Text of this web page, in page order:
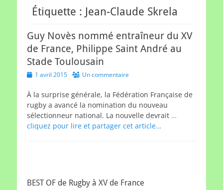
Étiquette : Jean-Claude Skrela
Guy Novès nommé entraîneur du XV
de France, Philippe Saint André au
Stade Toulousain
Posted1 avril 2015 Un commentaire
À la surprise générale, la Fédération Française de
rugby a avancé la nomination du nouveau
sélectionneur national. La nouvelle devrait …
cliquez pour lire et partager cet article…
BEST OF de Rugby à XV de France